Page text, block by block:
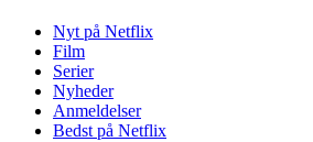
Nyt på Netflix
Film
Serier
Nyheder
Anmeldelser
Bedst på Netflix